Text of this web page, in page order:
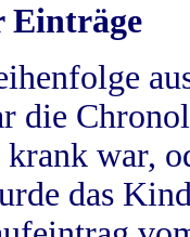
Einträge
die
krank war,
das